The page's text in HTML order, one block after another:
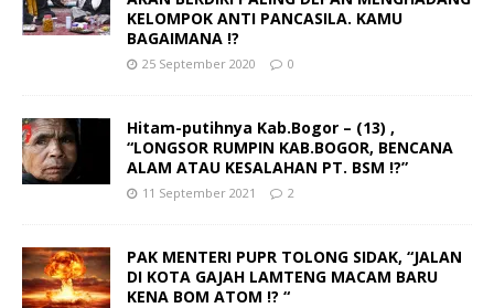
KELOMPOK ANTI PANCASILA. KAMU
BAGAIMANA !?
25 September 2020 0
Hitam-putihnya Kab.Bogor – (13) ,
“LONGSOR RUMPIN KAB.BOGOR, BENCANA
ALAM ATAU KESALAHAN PT. BSM !?”
11 September 2021 2
PAK MENTERI PUPR TOLONG SIDAK, “JALAN
DI KOTA GAJAH LAMTENG MACAM BARU
KENA BOM ATOM !? “